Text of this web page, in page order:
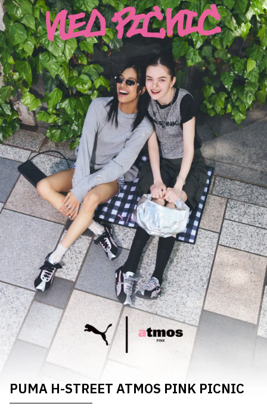
PUMA H-STREET ATMOS PINK PICNIC